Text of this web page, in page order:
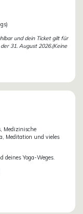
und dein Ticket gilt für
31. August 2026.(Keine
Medizinische
Meditation und vieles
deines Yoga-Weges.